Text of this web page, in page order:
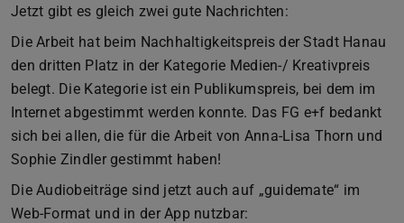
Jetzt gibt es gleich zwei gute Nachrichten:
Die Arbeit hat beim Nachhaltigkeitspreis der Stadt Hanau
den dritten Platz in der Kategorie Medien-/ Kreativpreis
belegt. Die Kategorie ist ein Publikumspreis, bei dem im
Internet abgestimmt werden konnte. Das FG e+f bedankt
sich bei allen, die für die Arbeit von Anna-Lisa Thorn und
Sophie Zindler gestimmt haben!
Die Audiobeiträge sind jetzt auch auf „guidemate“ im
Web-Format und in der App nutzbar: